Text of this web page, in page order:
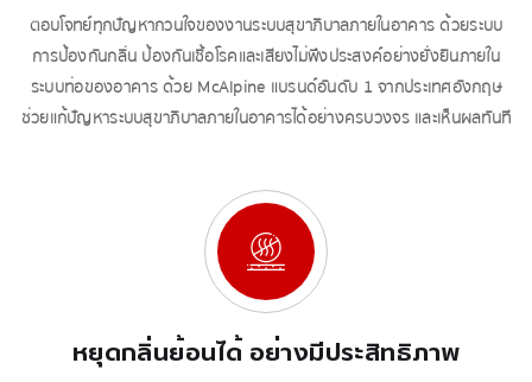
ตอบโจทย์ทุกปัญหากวนใจของงานระบบสุขาภิบาลภายในอาคาร ด้วยระบบ
การป้องกันกลิ่น ป้องกันเชื้อโรคและเสียงไม่พึงประสงค์อย่างยั่งยืนภายใน
ระบบท่อของอาคาร ด้วย McAlpine แบรนด์อันดับ 1 จากประเทศอังกฤษ
ช่วยแก้ปัญหาระบบสุขาภิบาลภายในอาคารได้อย่างครบวงจร และเห็นผลทันที
หยุดกลิ่นย้อนได้ อย่างมีประสิทธิภาพ